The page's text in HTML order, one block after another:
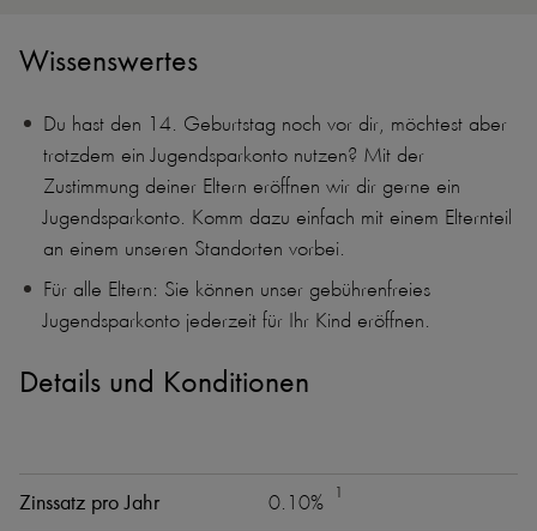
Wissenswertes
Du hast den 14. Geburtstag noch vor dir, möchtest aber
trotzdem ein Jugendsparkonto nutzen? Mit der
Zustimmung deiner Eltern eröffnen wir dir gerne ein
Jugendsparkonto. Komm dazu einfach mit einem Elternteil
an einem unseren Standorten vorbei.
Für alle Eltern: Sie können unser gebührenfreies
Jugendsparkonto jederzeit für Ihr Kind eröffnen.
Details und Konditionen
Zinssatz pro Jahr 0.10% 1